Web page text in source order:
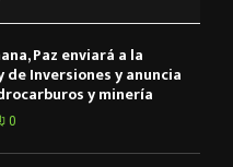
Paz enviará a la
de Inversiones y anuncia
y minería
0